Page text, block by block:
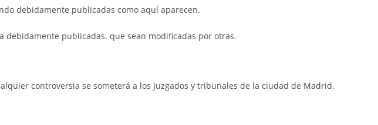
debidamente publicadas como aquí aparecen.
debidamente publicadas. que sean modificadas por otras.
controversia se someterá a los Juzgados y tribunales de la ciudad de Madrid.